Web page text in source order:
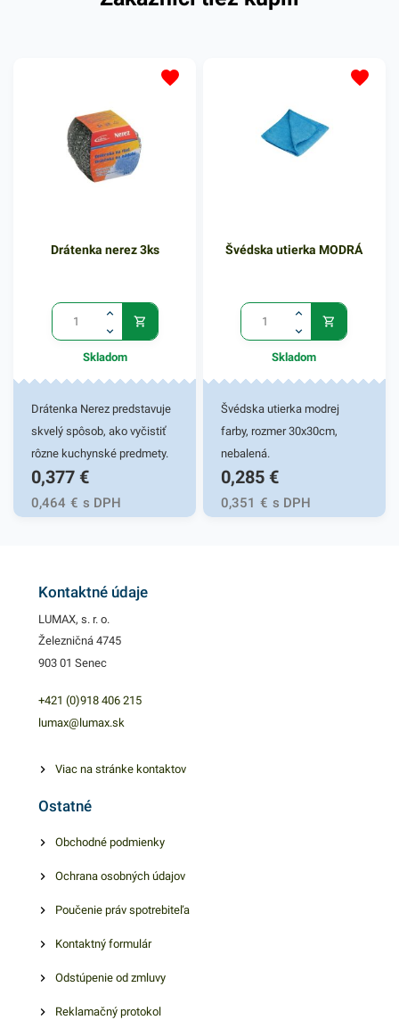
všetkych zákutí toalety.
Disponuje ergonomicky
zaoblenou rukoväťou pre
nájdete ďalšie podobné
produkty.
Drátenka nerez 3ks
Skladom
Drátenka Nerez predstavuje
skvelý spôsob, ako vyčistiť
rôzne kuchynské predmety.
Poradí s pripálenými
hrncami, panvicami a
odolnou špinou na sporáku a
poškriabania odstráni
omrvinky. Drátenka je
okrúhly tvar, ktorý sa ľahko
prispôsobí a dostane tak do
čistených predmetov.
bude tak vždy pripravená na
balení nájdete 3ks kovovej
0,377 €
0,464 € s DPH
Švédska utierka MODRÁ
Skladom
Švédska utierka modrej
farby, rozmer 30x30cm,
nebalená.
0,285 €
0,351 € s DPH
Kontaktné údaje
LUMAX, s. r. o.
Železničná 4745
903 01 Senec
+421 (0)918 406 215
lumax@lumax.sk
Viac na stránke kontaktov
Ostatné
Obchodné podmienky
Ochrana osobných údajov
Poučenie práv spotrebiteľa
Kontaktný formulár
Odstúpenie od zmluvy
Reklamačný protokol